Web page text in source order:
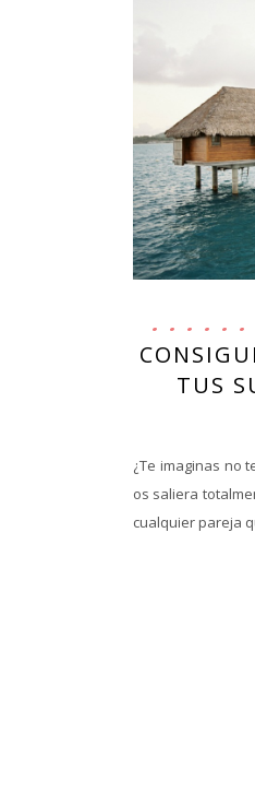
TUS
¿Te imaginas no
os saliera
cualquier pareja